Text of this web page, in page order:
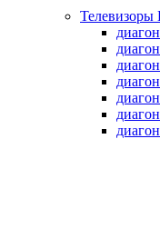
Телевизоры